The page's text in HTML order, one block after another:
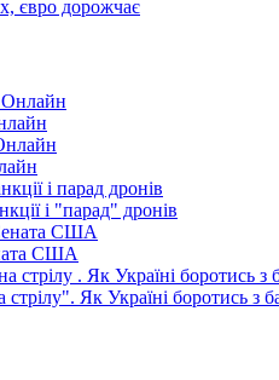
євро дорожчає
і "парад" дронів
США
Як Україні боротись з